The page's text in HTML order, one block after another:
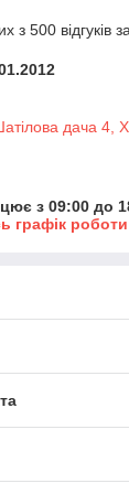
з 500 відгуків
дача 4,
з 09:00 до
графік роботи